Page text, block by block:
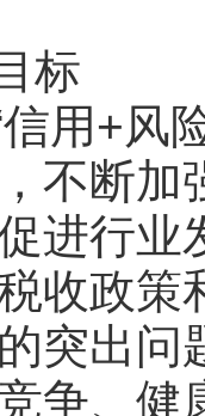
标
用+风
不断加
进行业
收政策
突出问
争、健